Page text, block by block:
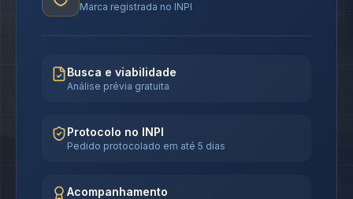
Marca registrada no INPI
Busca e viabilidade
Análise prévia gratuita
Protocolo no INPI
Pedido protocolado em até 5 dias
Acompanhamento